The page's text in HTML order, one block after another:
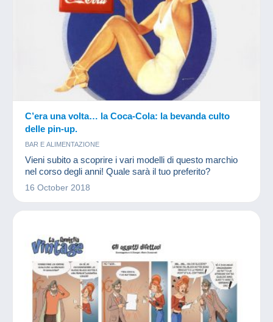
C’era una volta… la Coca-Cola: la bevanda culto
delle pin-up.
BAR E ALIMENTAZIONE
Vieni subito a scoprire i vari modelli di questo marchio
nel corso degli anni! Quale sarà il tuo preferito?
16 October 2018